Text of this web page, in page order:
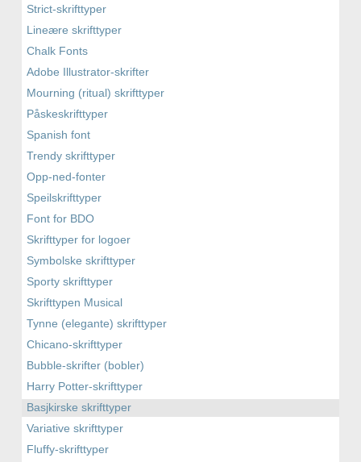
Strict-skrifttyper
Lineære skrifttyper
Chalk Fonts
Adobe Illustrator-skrifter
Mourning (ritual) skrifttyper
Påskeskrifttyper
Spanish font
Trendy skrifttyper
Opp-ned-fonter
Speilskrifttyper
Font for BDO
Skrifttyper for logoer
Symbolske skrifttyper
Sporty skrifttyper
Skrifttypen Musical
Tynne (elegante) skrifttyper
Chicano-skrifttyper
Bubble-skrifter (bobler)
Harry Potter-skrifttyper
Basjkirske skrifttyper
Variative skrifttyper
Fluffy-skrifttyper